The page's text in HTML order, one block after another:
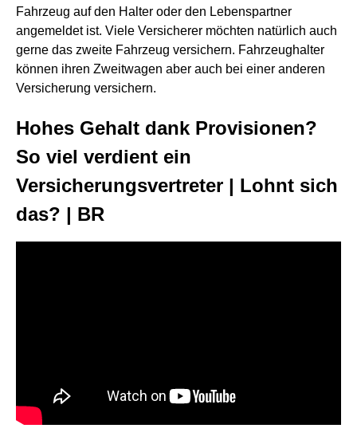
Fahrzeug auf den Halter oder den Lebenspartner
angemeldet ist. Viele Versicherer möchten natürlich auch
gerne das zweite Fahrzeug versichern. Fahrzeughalter
können ihren Zweitwagen aber auch bei einer anderen
Versicherung versichern.
Hohes Gehalt dank Provisionen?
So viel verdient ein
Versicherungsvertreter | Lohnt sich
das? | BR